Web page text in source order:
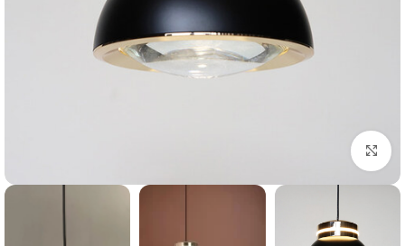
بزرگنمایی تصویر